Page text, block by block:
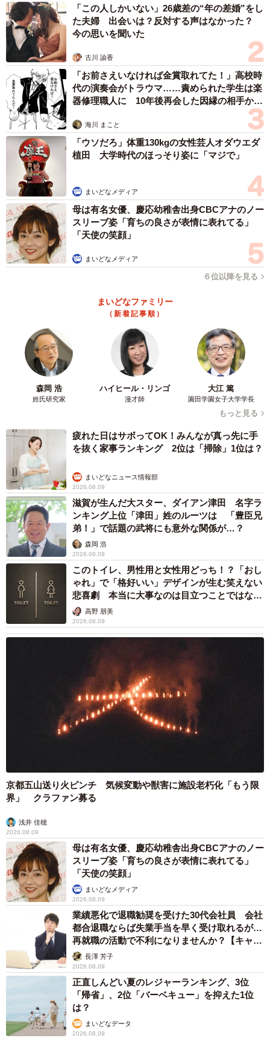
「この人しかいない」26歳差の“年の差婚”をし
た夫婦 出会いは？反対する声はなかった？
今の思いを聞いた
古川 諭香
「お前さえいなければ金賞取れてた！」高校時
代の演奏会がトラウマ……責められた学生は楽
器修理職人に 10年後再会した因縁の相手から
海川 まこと
「ウソだろ」体重130kgの女性芸人オダウエダ
植田 大学時代のほっそり姿に「マジで」
まいどなメディア
母は有名女優、慶応幼稚舎出身CBCアナのノー
スリーブ姿「育ちの良さが表情に表れてる」
「天使の笑顔」
まいどなメディア
６位以降を見る
まいどなファミリー
（新着記事順）
森岡 浩
姓氏研究家
ハイヒール・リンゴ
漫才師
大江 篤
園田学園女子大学学長
もっと見る
疲れた日はサボってOK！みんなが真っ先に手
を抜く家事ランキング 2位は「掃除」1位は？
まいどなニュース情報部
2026.08.09
滋賀が生んだ大スター、ダイアン津田 名字ラ
ンキング上位「津田」姓のルーツは 「豊臣兄
弟！」で話題の武将にも意外な関係が…？
森岡 浩
2026.08.09
このトイレ、男性用と女性用どっち！？「おし
ゃれ」で「格好いい」デザインが生む笑えない
悲喜劇 本当に大事なのは目立つことではな
く…高野 朋美
2026.08.09
京都五山送り火ピンチ 気候変動や獣害に施設老朽化「もう限
界」 クラファン募る
浅井 佳穂
2026.08.09
母は有名女優、慶応幼稚舎出身CBCアナのノー
スリーブ姿「育ちの良さが表情に表れてる」
「天使の笑顔」
まいどなメディア
2026.08.09
業績悪化で退職勧奨を受けた30代会社員 会社
都合退職ならば失業手当を早く受け取れるが…
再就職の活動で不利になりませんか？【キャリ
アカウンセラーが解説】
長澤 芳子
2026.08.09
正直しんどい夏のレジャーランキング、3位
「帰省」、2位「バーベキュー」を抑えた1位
は？
まいどなデータ
2026.08.09